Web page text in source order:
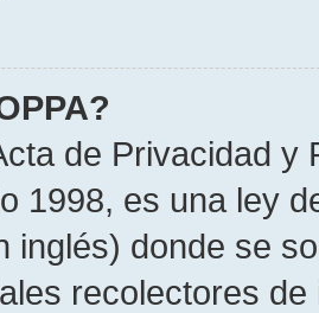
de Privacidad
1998, es una ley
inglés) donde se
recolectores